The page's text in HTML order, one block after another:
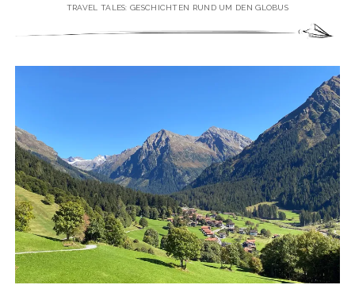
♥ ÜBER DEN REISEBLOG Menü
öffnen
IMPRESSUM
DATENSCHUTZERKLÄRUNG
♥ ÜBER DIE AUTORIN Menü
öffnen
VITA
PRESSE & MEDIEN
MEDIADATEN
twitterfacebook
pinterestyoutubeinstagram
TRAVEL TALES: GESCHICHTEN RUND UM DEN GLOBUS